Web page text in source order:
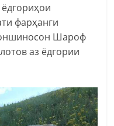
фарҳанги
Шароф
аз ёдгории